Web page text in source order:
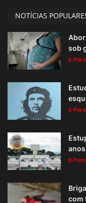
NOTÍCIAS
sob
Ji-
Ji-
Ji-
com